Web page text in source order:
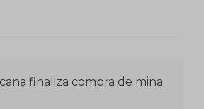
finaliza compra de mina